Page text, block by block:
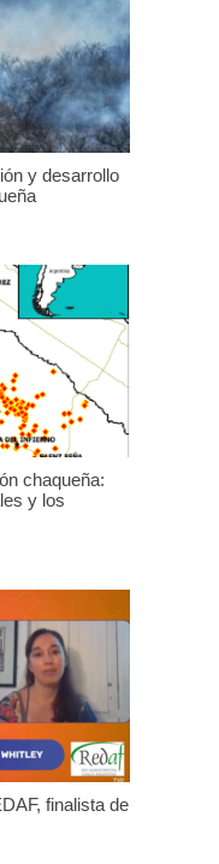
y desarrollo
chaqueña:
y los
finalista de